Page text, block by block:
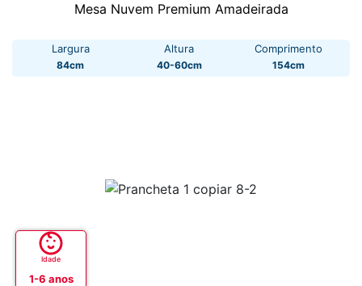
Mesa Nuvem Premium Amadeirada
Largura
84cm
Altura
40-60cm
Comprimento
154cm
Idade
1-6 anos